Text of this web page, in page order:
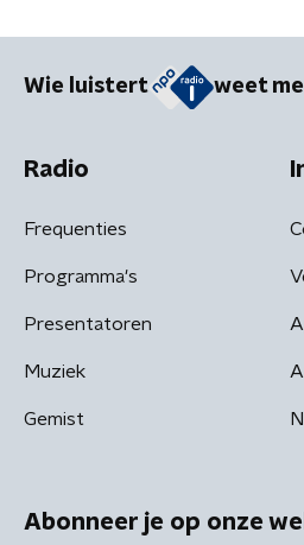
Wie luistert weet
Radio
Frequenties
Programma's
Presentatoren
Muziek
Gemist
Abonneer je op onze